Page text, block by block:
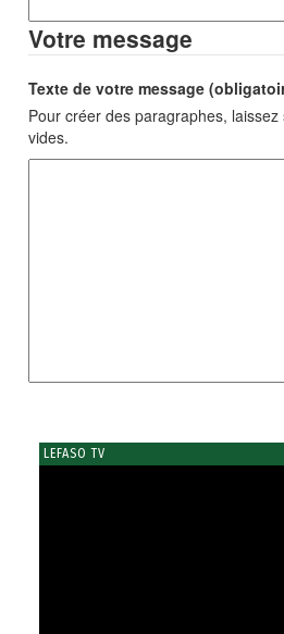
Votre message
Texte de votre message
Pour créer des paragraphes,
vides.
LEFASO TV